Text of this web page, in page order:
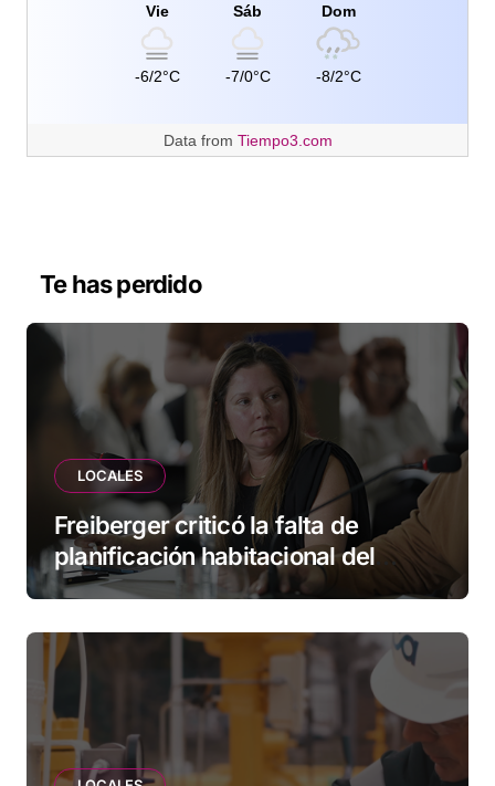
Vie
-6/2°C
Sáb
-7/0°C
Dom
-8/2°C
Data from Tiempo3.com
Te has perdido
LOCALES
Freiberger criticó la falta de
planificación habitacional del
Municipio: “Vuoto deja afuera a
esperando”